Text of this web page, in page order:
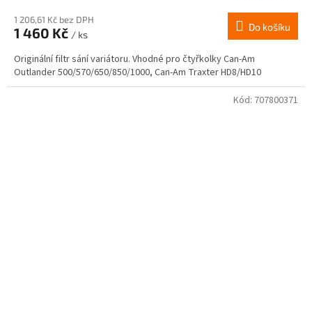
1 206,61 Kč bez DPH
1 460 Kč / ks
Do košíku
Originální filtr sání variátoru. Vhodné pro čtyřkolky Can-Am
Outlander 500/570/650/850/1000, Can-Am Traxter HD8/HD10
Kód: 707800371